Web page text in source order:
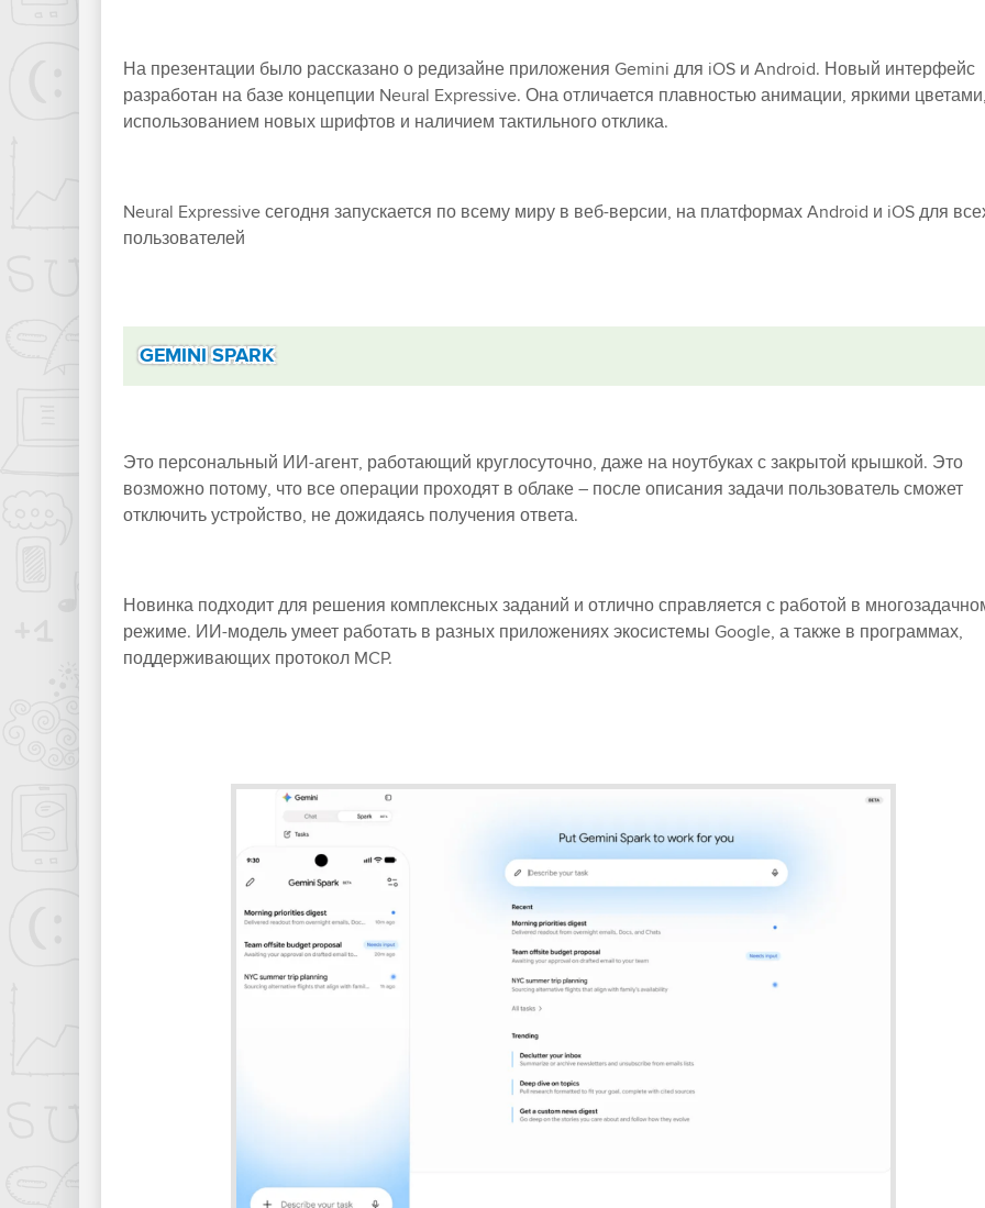
На презентации было рассказано о редизайне приложения Gemini для iOS и Android. Новый интерфейс
разработан на базе концепции Neural Expressive. Она отличается плавностью анимации, яркими
использованием новых шрифтов и наличием тактильного отклика.
Neural Expressive сегодня запускается по всему миру в веб-версии, на платформах Android и iOS для
пользователей
GEMINI SPARK
Это персональный ИИ-агент, работающий круглосуточно, даже на ноутбуках с закрытой крышкой. Это
возможно потому, что все операции проходят в облаке – после описания задачи пользователь сможет
отключить устройство, не дожидаясь получения ответа.
Новинка подходит для решения комплексных заданий и отлично справляется с работой в
режиме. ИИ-модель умеет работать в разных приложениях экосистемы Google, а также в программах,
поддерживающих протокол MCP.